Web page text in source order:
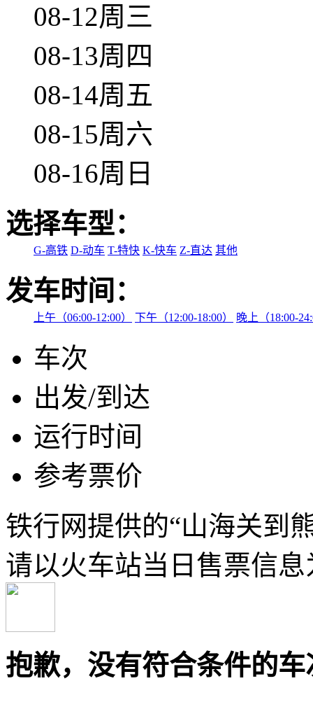
08-12周三
08-13周四
08-14周五
08-15周六
08-16周日
选择车型：
G-高铁 D-动车 T-特快 K-快车 Z-直达 其他
发车时间：
上午（06:00-12:00） 下午（12:00-18:00） 晚上（18:00-
车次
出发/到达
运行时间
参考票价
铁行网提供的“山海关到
请以火车站当日售票信息
抱歉，没有符合条件的